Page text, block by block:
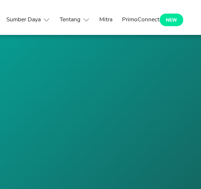
Sumber Daya Tentang Mitra PrimoConnect